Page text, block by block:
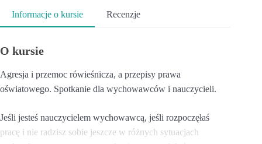
Informacje o kursie Recenzje
O kursie
Agresja i przemoc rówieśnicza, a przepisy prawa
oświatowego. Spotkanie dla wychowawców i nauczycieli.
Jeśli jesteś nauczycielem wychowawcą, jeśli rozpoczęłaś
pracę i nie radzisz sobie jeszcze w różnych sytuacjach